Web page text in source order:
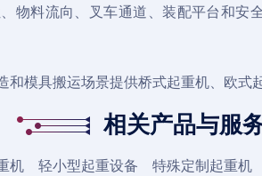
物料流向、叉车通道、装配平台和
和模具搬运场景提供桥式起重机、 欧式
相关产品与服
机 轻小型起重设备 特殊定制起重机